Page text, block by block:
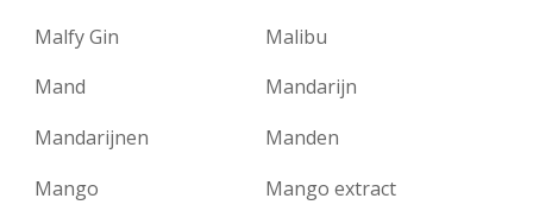
Malfy Gin
Malibu
Mand
Mandarijn
Mandarijnen
Manden
Mango
Mango extract